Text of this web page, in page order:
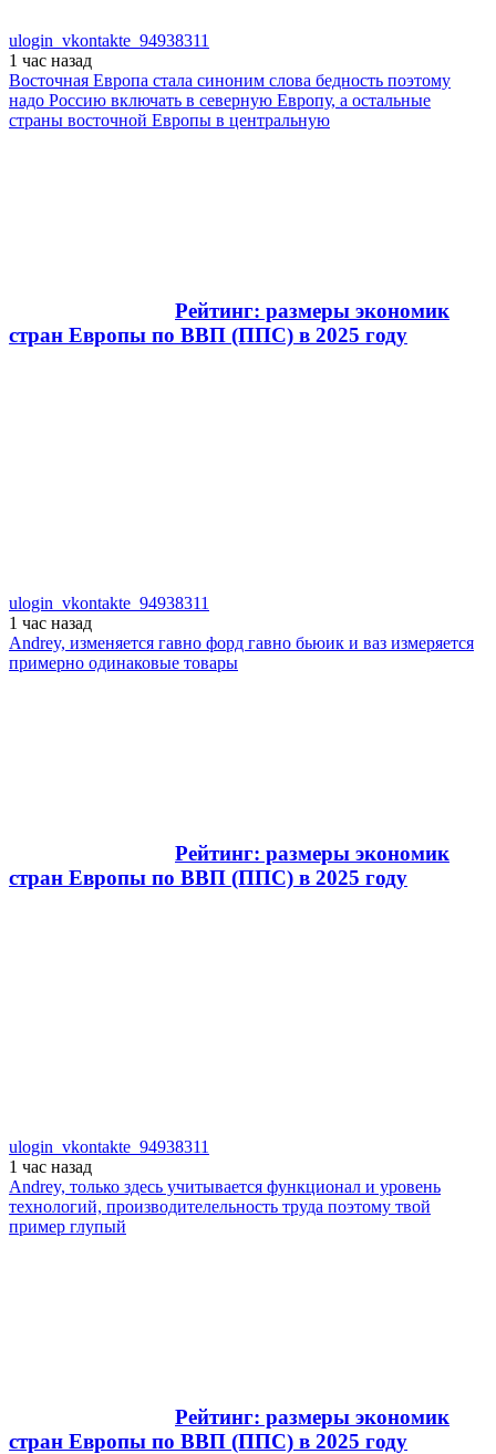
ulogin_vkontakte_94938311
1 час назад
Восточная Европа стала синоним слова бедность поэтому
надо Россию включать в северную Европу, а остальные
страны восточной Европы в центральную
Рейтинг: размеры экономик
стран Европы по ВВП (ППС) в 2025 году
ulogin_vkontakte_94938311
1 час назад
Andrey, изменяется гавно форд гавно бьюик и ваз измеряется
примерно одинаковые товары
Рейтинг: размеры экономик
стран Европы по ВВП (ППС) в 2025 году
ulogin_vkontakte_94938311
1 час назад
Andrey, только здесь учитывается функционал и уровень
технологий, производителельность труда поэтому твой
пример глупый
Рейтинг: размеры экономик
стран Европы по ВВП (ППС) в 2025 году